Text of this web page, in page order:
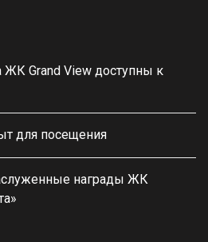
ЖК Grand View доступны к
для посещения
награды ЖК